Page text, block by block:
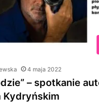
4 maja 2022
– spotkanie
Kydryńskim